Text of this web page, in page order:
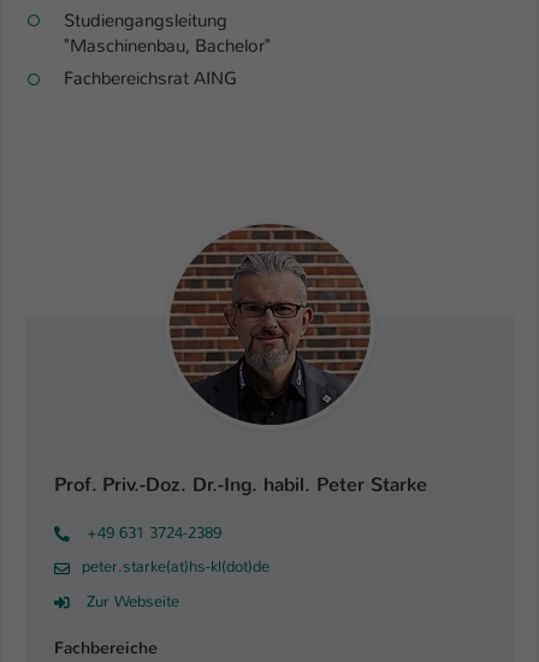
Studiengangsleitung
"Maschinenbau, Bachelor"
Fachbereichsrat AING
Prof. Priv.-Doz. Dr.-Ing. habil. Peter Starke
+49 631 3724-2389
peter.starke(at)hs-kl(dot)de
Zur Webseite
Fachbereiche